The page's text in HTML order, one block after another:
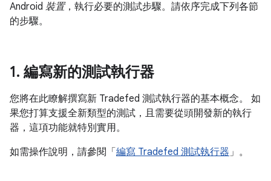
Android 裝置，執行必要的測試步驟。請依序完成下列各節
的步驟。
1. 編寫新的測試執行器
您將在此瞭解撰寫新 Tradefed 測試執行器的基本概念。 如
果您打算支援全新類型的測試，且需要從頭開發新的執行
器，這項功能就特別實用。
如需操作說明，請參閱「 編寫 Tradefed 測試執行器」。